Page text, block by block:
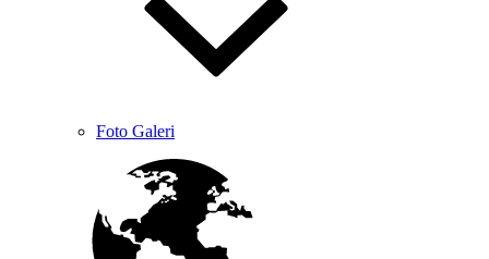
Foto Galeri